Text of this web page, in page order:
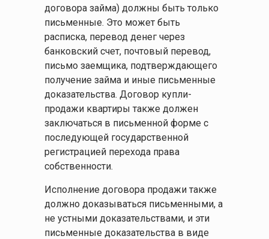
договора займа) должны быть только
письменные. Это может быть
расписка, перевод денег через
банковский счет, почтовый перевод,
письмо заемщика, подтверждающего
получение займа и иные письменные
доказательства. Договор купли-
продажи квартиры также должен
заключаться в письменной форме с
последующей государственной
регистрацией перехода права
собственности.
Исполнение договора продажи также
должно доказываться письменными, а
не устными доказательствами, и эти
письменные доказательства в виде